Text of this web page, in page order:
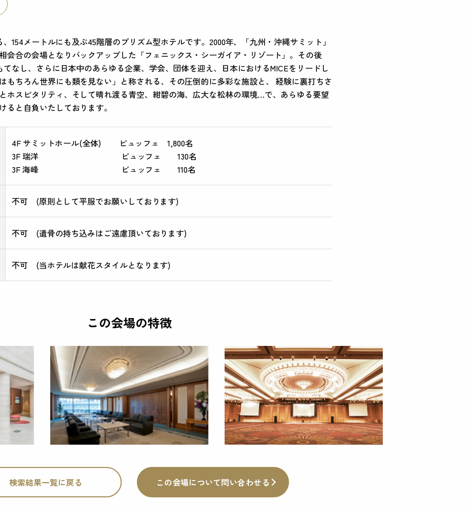
154メートルにも及ぶ45階層のプリズム型ホテルです。2000年、「九州・沖縄サミット」
会合の会場となりバックアップした「フェニックス・シーガイア・リゾート」。その後
てなし、さらに日本中のあらゆる企業、学会、団体を迎え、日本におけるMICEをリードし
もちろん世界にも類を見ない」と称される、その圧倒的に多彩な施設と、 経験に裏打ちさ
ホスピタリティ、そして晴れ渡る青空、紺碧の海、広大な松林の環境…で、あらゆる要望
ると自負いたしております。
4F サミットホール(全体) ビュッフェ 1,800名
3F 瑞洋 ビュッフェ 130名
3F 海峰 ビュッフェ 110名
不可 (原則として平服でお願いしております)
不可 (遺骨の持ち込みはご遠慮頂いております)
不可 (当ホテルは献花スタイルとなります)
この会場の特徴
検索結果一覧に戻る この会場について問い合わせる